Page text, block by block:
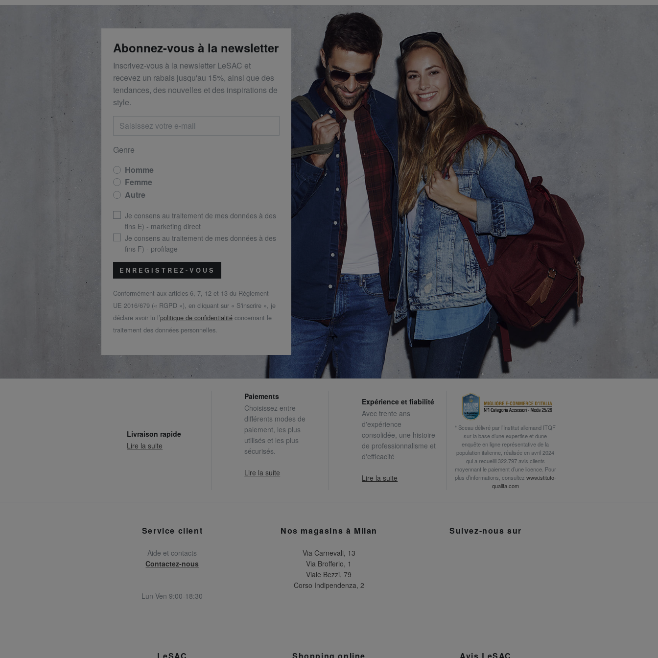
Abonnez-vous à la newsletter
Inscrivez-vous à la newsletter LeSAC et
recevez un rabais jusqu'au 15%, ainsi que des
tendances, des nouvelles et des inspirations de
style.
Genre
Homme
Femme
Autre
Je consens au traitement de mes données à des
fins E) - marketing direct
Je consens au traitement de mes données à des
fins F) - profilage
ENREGISTREZ-VOUS
Conformément aux articles 6, 7, 12 et 13 du Règlement
UE 2016/679 (« RGPD »), en cliquant sur « S'inscrire », je
déclare avoir lu l’politique de confidentialité concernant le
traitement des données personnelles.
Livraison rapide
Lire la suite
Paiements
Choisissez entre
différents modes de
paiement, les plus
utilisés et les plus
sécurisés.
Lire la suite
Expérience et fiabilité
Avec trente ans
d'expérience
consolidée, une histoire
de professionnalisme et
d'efficacité
Lire la suite
* Sceau délivré par l’Institut allemand ITQF
sur la base d’une expertise et dune
enquête en ligne représentative de la
population italienne, réalisée en avril 2024
qui a recueilli 322.797 avis clients
moyennant le paiement d’une licence. Pour
plus d’informations, consultez www.istituto-
qualita.com
Service client
Aide et contacts
Contactez-nous
Lun-Ven 9:00-18:30
Nos magasins à Milan
Via Carnevali, 13
Via Brofferio, 1
Viale Bezzi, 79
Corso Indipendenza, 2
Suivez-nous sur